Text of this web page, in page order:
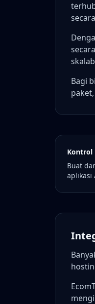
Bagi
Buat
aplikasi